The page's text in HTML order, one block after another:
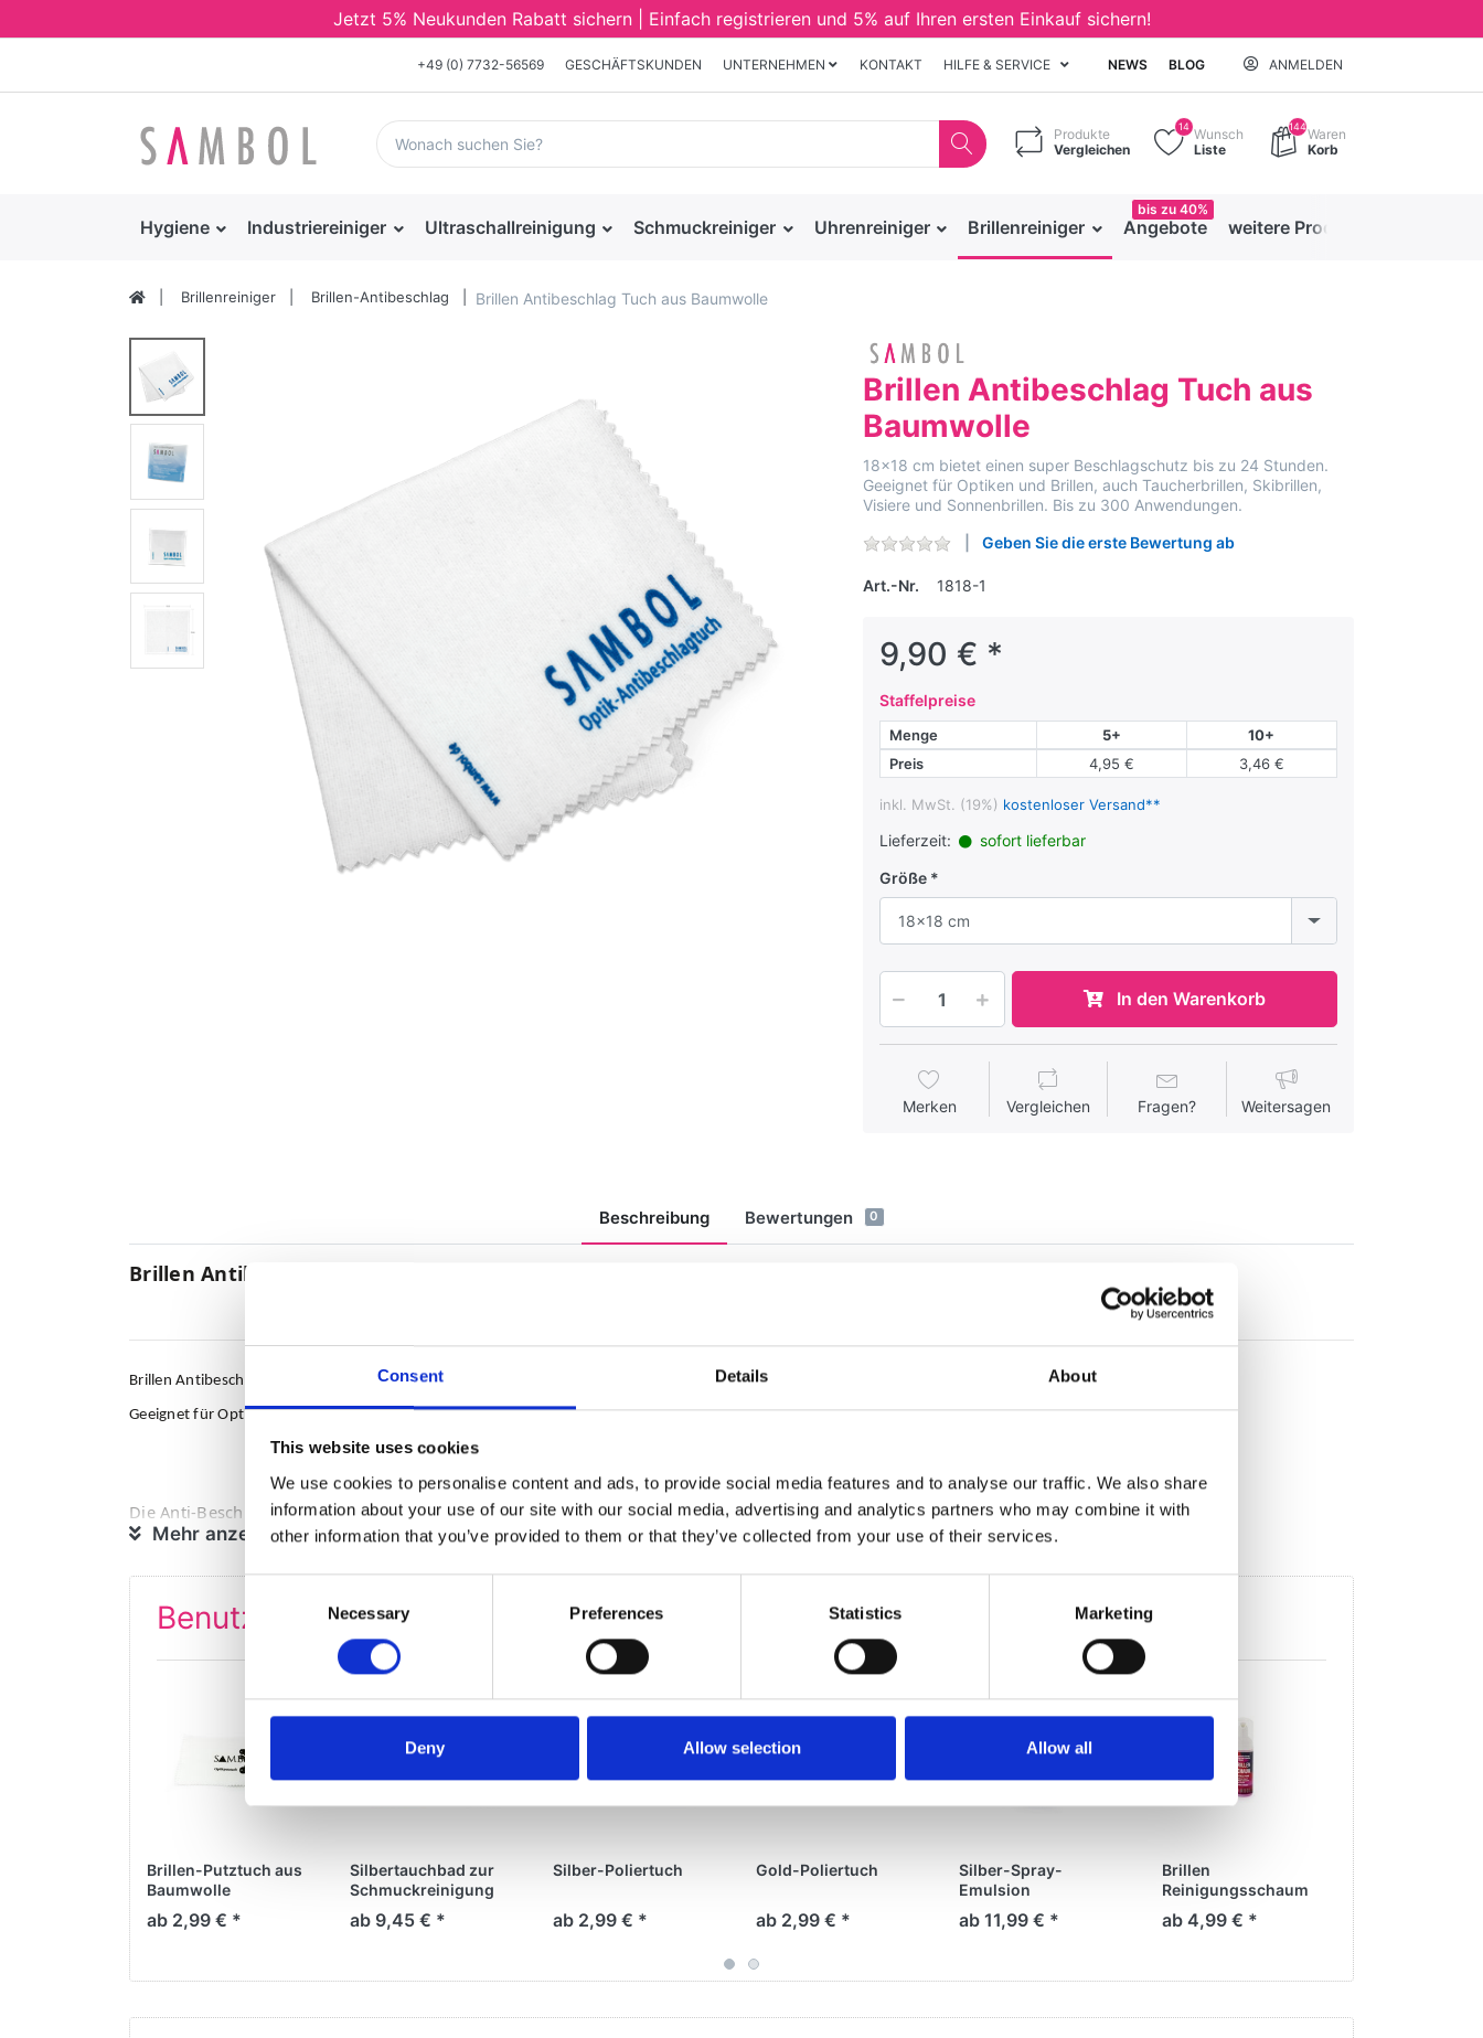
Consent Details About
This website uses cookies
We use cookies to personalise content and ads, to provide social media features and to analyse our traffic. We also share
information about your use of our site with our social media, advertising and analytics partners who may combine it with
other information that you’ve provided to them or that they’ve collected from your use of their services.
Selection
Necessary Preferences Statistics Marketing
Deny Allow selection Allow all
Jetzt 5% Neukunden Rabatt sichern | Einfach registrieren und 5% auf Ihren ersten Einkauf sichern!
+49 (0) 7732-56569 GESCHÄFTSKUNDEN UNTERNEHMEN KONTAKT HILFE & SERVICE NEWS BLOG ANMELDEN
Produkte
Vergleichen
14 Wunsch
Liste
144Waren
Korb
Hygiene Industriereiniger Ultraschallreinigung Schmuckreiniger Uhrenreiniger Brillenreiniger Angebote
bis zu 40%
weitere Produkte
Brillenreiniger Brillen-Antibeschlag Brillen Antibeschlag Tuch aus Baumwolle
Brillen Antibeschlag Tuch aus
Baumwolle
18x18 cm bietet einen super Beschlagschutz bis zu 24 Stunden.
Geeignet für Optiken und Brillen, auch Taucherbrillen, Skibrillen,
Visiere und Sonnenbrillen. Bis zu 300 Anwendungen.
Geben Sie die erste Bewertung ab
Art.-Nr. 1818-1
9,90 € *
Staffelpreise
Menge 5+
10+
Preis
4,95 € 3,46 €
inkl. MwSt. (19%) kostenloser Versand**
Lieferzeit:
sofort lieferbar
Größe
18x18 cm
In den Warenkorb
Merken Vergleichen Fragen? Weitersagen
Beschreibung Bewertungen 0
Brillen Antibeschlag Tuch 18x18 cm
Brillen Antibeschlag Tuch18x18 cm bietet einen super Beschlagschutz bis zu 24 Stunden.
Geeignet für Optiken und Brillen, auch Taucherbrillen, Skibrillen, Visiere und Sonnenbrillen.
Die Anti-Beschlag-Wirkung hält bis zu 24 Stunden
Made in Germany
Mehr anzeigen
Benutzer, die diesen Artikel gekauft haben, haben auch gekauft
Brillen-Putztuch aus
Baumwolle
ab 2,99 € *
Silbertauchbad zur
Schmuckreinigung
ab 9,45 € *
Silber-Poliertuch
ab 2,99 € *
Gold-Poliertuch
ab 2,99 € *
Silber-Spray-
Emulsion
ab 11,99 € *
Brillen
Reinigungsschaum
(ohne Alkohol) 50 ml
oder 100 ml oder 150
ab 4,99 € *